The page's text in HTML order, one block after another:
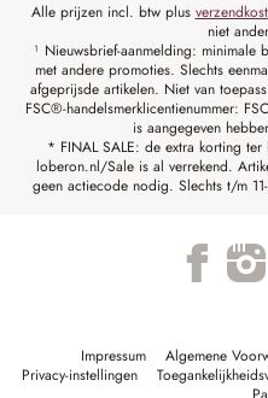
Alle prijzen incl. btw plus
niet
¹ Nieuwsbrief-aanmelding:
met andere promoties. Slechts
afgeprijsde artikelen. Niet van
FSC®-handelsmerklicentienummer:
is aangegeven
* FINAL SALE: de extra korting
loberon.nl/Sale is al verrekend.
geen actiecode nodig. Slechts t/m
Impressum Algemene
Privacy-instellingen